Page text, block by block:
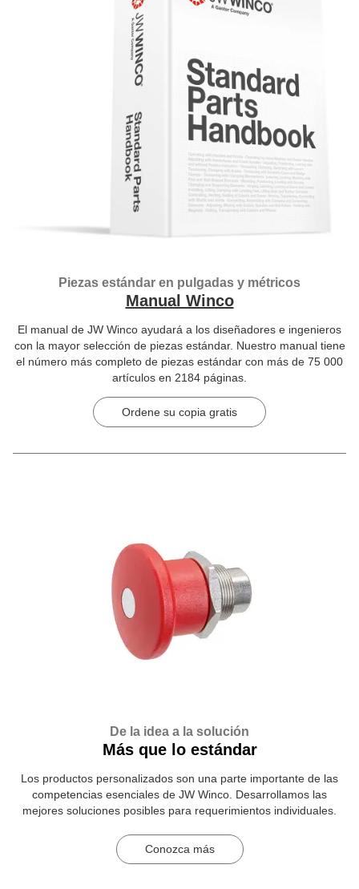
Piezas estándar en pulgadas y métricos
Manual Winco
El manual de JW Winco ayudará a los diseñadores e ingenieros
con la mayor selección de piezas estándar. Nuestro manual tiene
el número más completo de piezas estándar con más de 75 000
artículos en 2184 páginas.
Ordene su copia gratis
De la idea a la solución
Más que lo estándar
Los productos personalizados son una parte importante de las
competencias esenciales de JW Winco. Desarrollamos las
mejores soluciones posibles para requerimientos individuales.
Conozca más